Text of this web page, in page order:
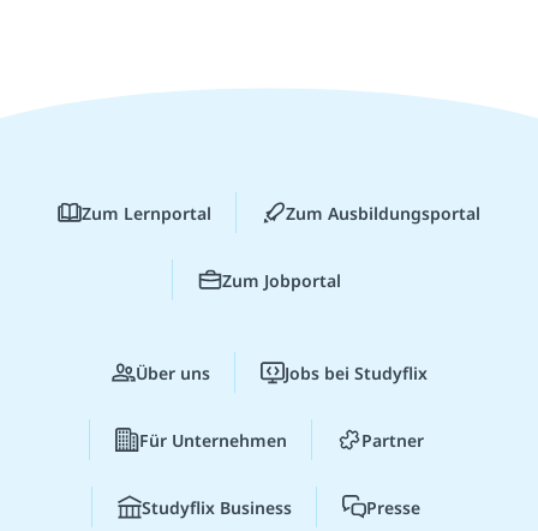
Zum Lernportal Zum Ausbildungsportal
Zum Jobportal
Über uns Jobs bei Studyflix
Für Unternehmen Partner
Studyflix Business Presse